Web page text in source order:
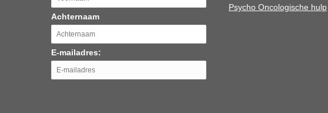
Achternaam
E-mailadres:
Psycho Oncologische hulp